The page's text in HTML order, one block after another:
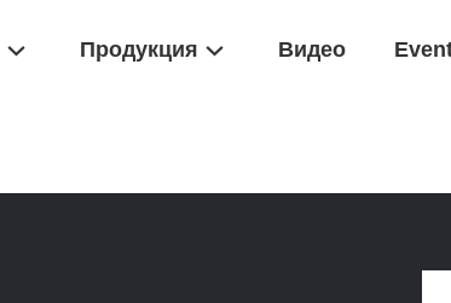
Продукция Видео